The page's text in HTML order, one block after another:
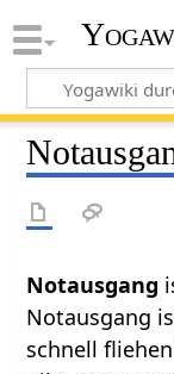
Notausgang
schnell